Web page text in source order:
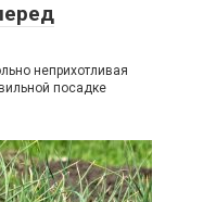
неприхотливая
посадке